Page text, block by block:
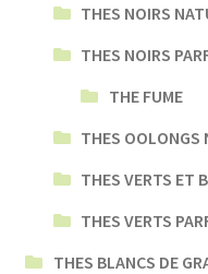
THES NOIRS
THES NOIRS
THE FUME
THES OOLONGS
THES VERTS ET
THES VERTS
THES BLANCS DE